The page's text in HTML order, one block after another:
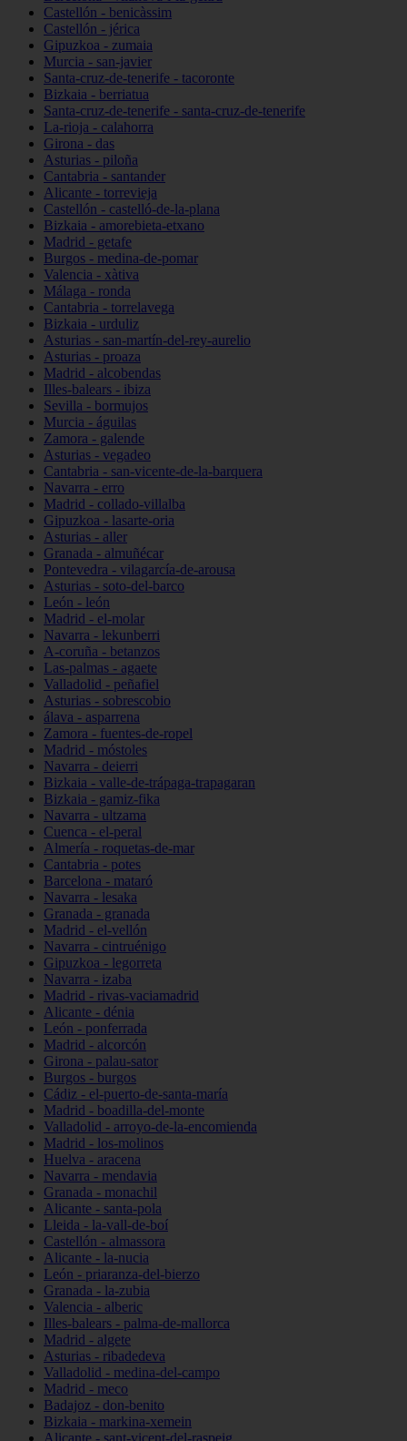
Castellón - benicàssim
Castellón - jérica
Gipuzkoa - zumaia
Murcia - san-javier
Santa-cruz-de-tenerife - tacoronte
Bizkaia - berriatua
Santa-cruz-de-tenerife - santa-cruz-de-tenerife
La-rioja - calahorra
Girona - das
Asturias - piloña
Cantabria - santander
Alicante - torrevieja
Castellón - castelló-de-la-plana
Bizkaia - amorebieta-etxano
Madrid - getafe
Burgos - medina-de-pomar
Valencia - xàtiva
Málaga - ronda
Cantabria - torrelavega
Bizkaia - urduliz
Asturias - san-martín-del-rey-aurelio
Asturias - proaza
Madrid - alcobendas
Illes-balears - ibiza
Sevilla - bormujos
Murcia - águilas
Zamora - galende
Asturias - vegadeo
Cantabria - san-vicente-de-la-barquera
Navarra - erro
Madrid - collado-villalba
Gipuzkoa - lasarte-oria
Asturias - aller
Granada - almuñécar
Pontevedra - vilagarcía-de-arousa
Asturias - soto-del-barco
León - león
Madrid - el-molar
Navarra - lekunberri
A-coruña - betanzos
Las-palmas - agaete
Valladolid - peñafiel
Asturias - sobrescobio
álava - asparrena
Zamora - fuentes-de-ropel
Madrid - móstoles
Navarra - deierri
Bizkaia - valle-de-trápaga-trapagaran
Bizkaia - gamiz-fika
Navarra - ultzama
Cuenca - el-peral
Almería - roquetas-de-mar
Cantabria - potes
Barcelona - mataró
Navarra - lesaka
Granada - granada
Madrid - el-vellón
Navarra - cintruénigo
Gipuzkoa - legorreta
Navarra - izaba
Madrid - rivas-vaciamadrid
Alicante - dénia
León - ponferrada
Madrid - alcorcón
Girona - palau-sator
Burgos - burgos
Cádiz - el-puerto-de-santa-maría
Madrid - boadilla-del-monte
Valladolid - arroyo-de-la-encomienda
Madrid - los-molinos
Huelva - aracena
Navarra - mendavia
Granada - monachil
Alicante - santa-pola
Lleida - la-vall-de-boí
Castellón - almassora
Alicante - la-nucia
León - priaranza-del-bierzo
Granada - la-zubia
Valencia - alberic
Illes-balears - palma-de-mallorca
Madrid - algete
Asturias - ribadedeva
Valladolid - medina-del-campo
Madrid - meco
Badajoz - don-benito
Bizkaia - markina-xemein
Alicante - sant-vicent-del-raspeig